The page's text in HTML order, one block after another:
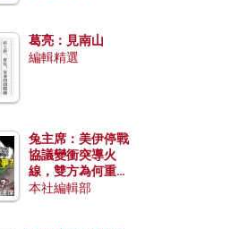
葛亮：見南山
編輯精選
兔主席：美伊停戰
協議變衝突導火
線，雙方為何重啟
戰爭？伊朗一早洞
本社編輯部